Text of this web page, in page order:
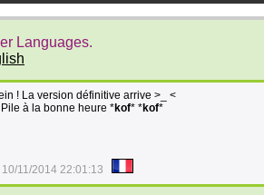
Languages.
! La version définitive arrive >_ <
Pile à la bonne heure *kof* *kof*
10/11/2014 22:01:13